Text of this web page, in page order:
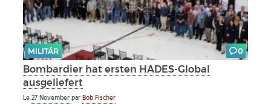
MILITÄR 0
Bombardier hat ersten HADES-Global
ausgeliefert
Le27 NovemberparBob Fischer